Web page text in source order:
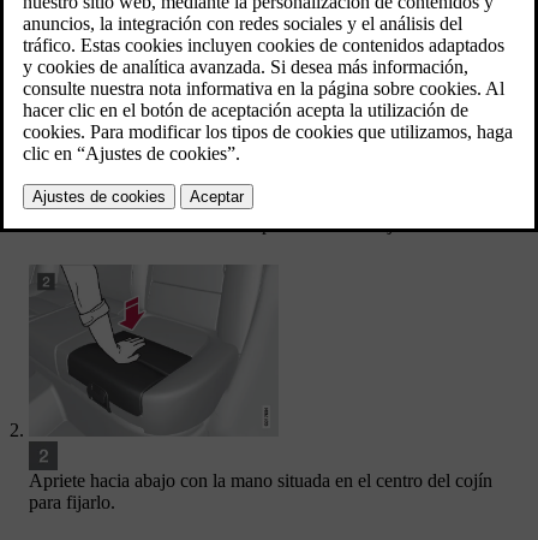
Tire del asidero hacia adelante para liberar el cojín.
Apriete hacia abajo con la mano situada en el centro del cojín
para fijarlo.